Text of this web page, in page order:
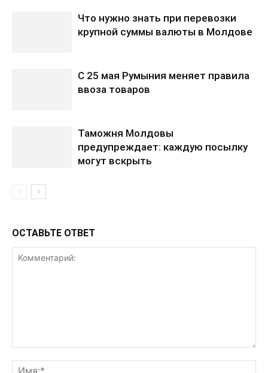
Что нужно знать при перевозки
крупной суммы валюты в Молдове
С 25 мая Румыния меняет правила
ввоза товаров
Таможня Молдовы
предупреждает: каждую посылку
могут вскрыть
ОСТАВЬТЕ ОТВЕТ